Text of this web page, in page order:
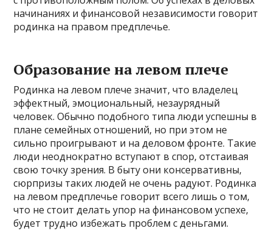
начинаниях и финансовой независимости говорит
родинка на правом предплечье.
Образование на левом плече
Родинка на левом плече значит, что владелец
эффектный, эмоциональный, незаурядный
человек. Обычно подобного типа люди успешны в
плане семейных отношений, но при этом не
сильно проигрывают и на деловом фронте. Такие
люди неоднократно вступают в спор, отстаивая
свою точку зрения. В быту они консервативны,
сюрпризы таких людей не очень радуют. Родинка
на левом предплечье говорит всего лишь о том,
что не стоит делать упор на финансовом успехе,
будет трудно избежать проблем с деньгами.